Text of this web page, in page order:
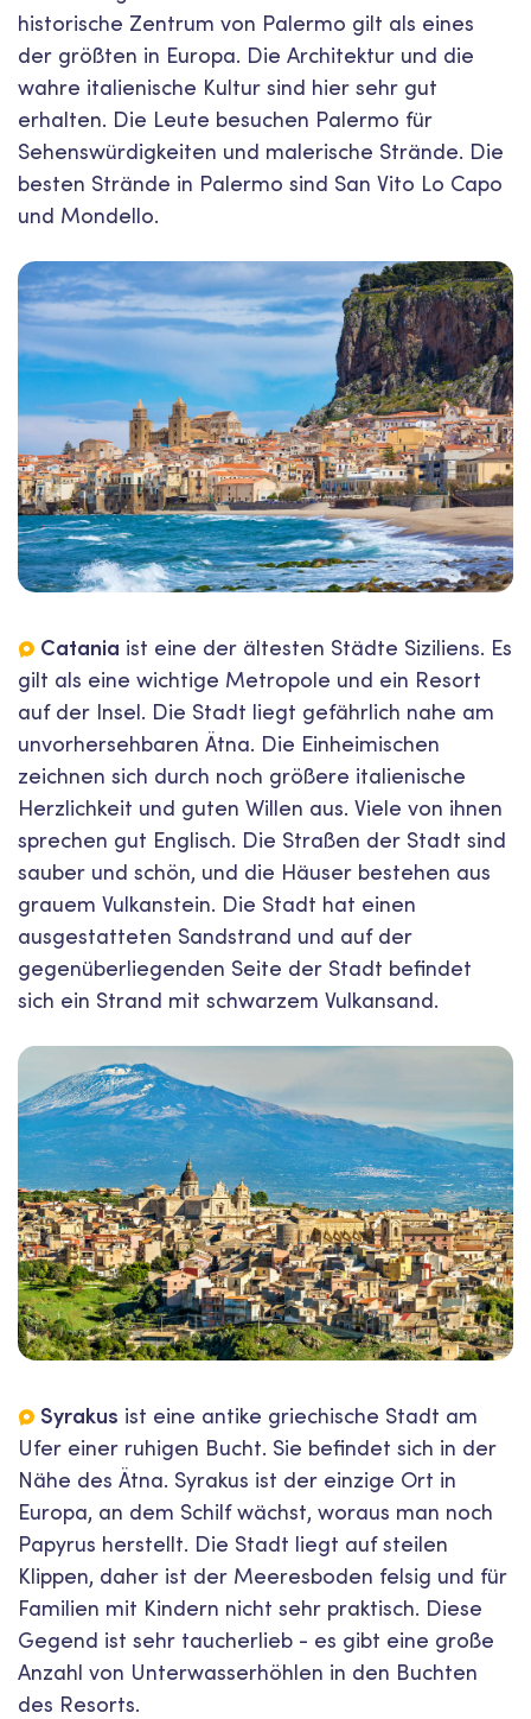
historische Zentrum von Palermo gilt als eines
der größten in Europa. Die Architektur und die
wahre italienische Kultur sind hier sehr gut
erhalten. Die Leute besuchen Palermo für
Sehenswürdigkeiten und malerische Strände. Die
besten Strände in Palermo sind San Vito Lo Capo
und Mondello.
Catania ist eine der ältesten Städte Siziliens. Es
gilt als eine wichtige Metropole und ein Resort
auf der Insel. Die Stadt liegt gefährlich nahe am
unvorhersehbaren Ätna. Die Einheimischen
zeichnen sich durch noch größere italienische
Herzlichkeit und guten Willen aus. Viele von ihnen
sprechen gut Englisch. Die Straßen der Stadt sind
sauber und schön, und die Häuser bestehen aus
grauem Vulkanstein. Die Stadt hat einen
ausgestatteten Sandstrand und auf der
gegenüberliegenden Seite der Stadt befindet
sich ein Strand mit schwarzem Vulkansand.
Syrakus ist eine antike griechische Stadt am
Ufer einer ruhigen Bucht. Sie befindet sich in der
Nähe des Ätna. Syrakus ist der einzige Ort in
Europa, an dem Schilf wächst, woraus man noch
Papyrus herstellt. Die Stadt liegt auf steilen
Klippen, daher ist der Meeresboden felsig und für
Familien mit Kindern nicht sehr praktisch. Diese
Gegend ist sehr taucherlieb - es gibt eine große
Anzahl von Unterwasserhöhlen in den Buchten
des Resorts.